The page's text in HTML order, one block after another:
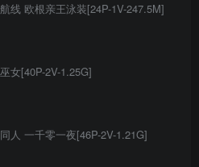
线 欧根亲王泳装[24P-1V-247.5M]
女[40P-2V-1.25G]
人 一千零一夜[46P-2V-1.21G]